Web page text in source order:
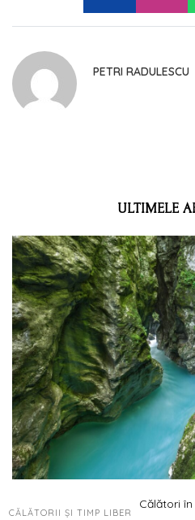
PETRI RADULESCU
ULTIMELE
CĂLĂTORII ȘI TIMP LIBER
Călători